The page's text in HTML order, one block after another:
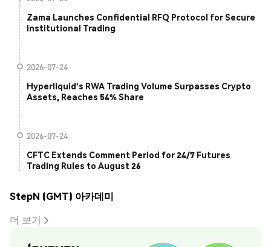
Zama Launches Confidential RFQ Protocol for Secure
Institutional Trading
2026-07-24
Hyperliquid's RWA Trading Volume Surpasses Crypto
Assets, Reaches 54% Share
2026-07-24
CFTC Extends Comment Period for 24/7 Futures
Trading Rules to August 26
StepN (GMT) 아카데미
더 보기